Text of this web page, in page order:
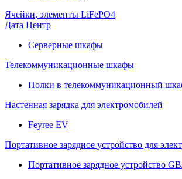
Ячейки, элементы LiFePO4
Дата Центр
Серверные шкафы
Телекоммуникационные шкафы
Полки в телекоммуникационный
Настенная зарядка для электромобилей
Feyree EV
Портативное зарядное устройство для
Портативное зарядное устройство